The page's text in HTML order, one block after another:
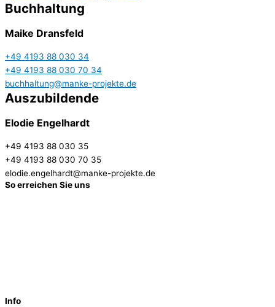
Buchhaltung
Maike Dransfeld
+49 4193 88 030 34
+49 4193 88 030 70 34
buchhaltung@manke-projekte.de
Auszubildende
Elodie Engelhardt
+49 4193 88 030 35
+49 4193 88 030 70 35
elodie.engelhardt@manke-projekte.de
So erreichen Sie uns
Info